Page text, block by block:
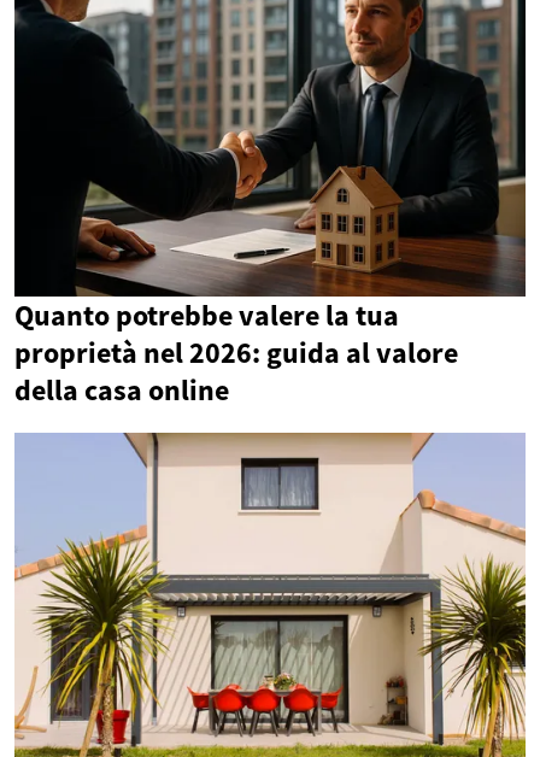
Quanto potrebbe valere la tua
proprietà nel 2026: guida al valore
della casa online